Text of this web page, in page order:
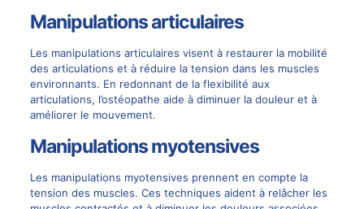
Manipulations articulaires
Les manipulations articulaires visent à restaurer la mobilité
des articulations et à réduire la tension dans les muscles
environnants. En redonnant de la flexibilité aux
articulations, l’ostéopathe aide à diminuer la douleur et à
améliorer le mouvement.
Manipulations myotensives
Les manipulations myotensives prennent en compte la
tension des muscles. Ces techniques aident à relâcher les